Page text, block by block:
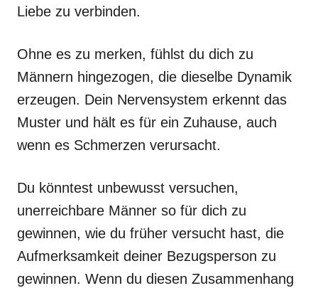
Liebe zu verbinden.
Ohne es zu merken, fühlst du dich zu
Männern hingezogen, die dieselbe Dynamik
erzeugen. Dein Nervensystem erkennt das
Muster und hält es für ein Zuhause, auch
wenn es Schmerzen verursacht.
Du könntest unbewusst versuchen,
unerreichbare Männer so für dich zu
gewinnen, wie du früher versucht hast, die
Aufmerksamkeit deiner Bezugsperson zu
gewinnen. Wenn du diesen Zusammenhang